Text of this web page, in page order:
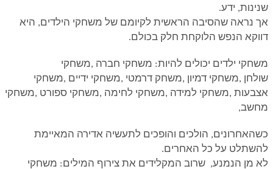
שנינות, ידע.
אך נראה שהסיבה הראשית לקיומם של משחקי הילדים, היא
דווקא הנפש הלוקחת חלק בכולם.
משחקי ילדים יכולים להיות: משחקי חברה ,משחקי
שולחן ,משחקי דמיון ,משחק דרמטי ,משחקי ידיים ,משחקי
אצבעות ,משחקי למידה ,משחקי לחימה ,משחקי ספורט ,משחקי
מחשב,
כשהאחרונים, הולכים והופכים לתעשיה אדירה המאיימת
להשתלט על כל האחרים.
לא מן הנמנע, שרוב המקלידים את צירוף המילים: משחקי